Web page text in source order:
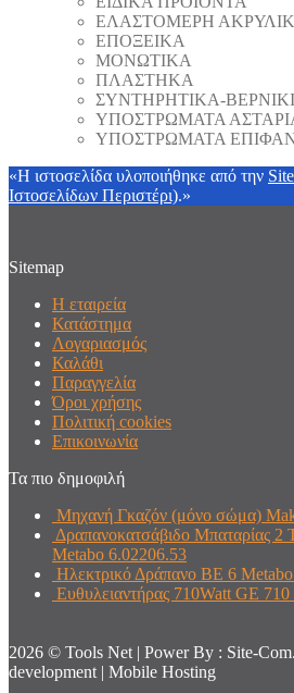
ΕΛΑΣΤΟΜΕΡΗ
ΕΠΟΞΕΙΚΑ
ΜΟΝΩΤΙΚΑ
ΠΛΑΣΤΗΚΑ
ΣΥΝΤΗΡΗΤΙΚΑ-
ΥΠΟΣΤΡΩΜΑΤΑ
ΥΠΟΣΤΡΩΜΑΤΑ
«Η ιστοσελίδα υλοποιήθηκε από την
Ιστοσελίδων Περιστέρι).»
Sitemap
Η εταιρεία
Κατάστημα
Λογαριασμός
Καλάθι
Παραγγελία
Όροι χρήσης
Πολιτική cookies
Επικοινωνία
Τα πιο δημοφιλή
Μηχανή Γκαζόν (μόνο σώμα)
Δραπανοκατσάβιδο Μπαταρίας 2
Metabo 6.02206.53
Ηλεκτρικό Δράπανο BE 6
Ευθυλειαντήρας 710Watt GE
2026 © Tools Net | Power By : Site-
development | Mobile Hosting